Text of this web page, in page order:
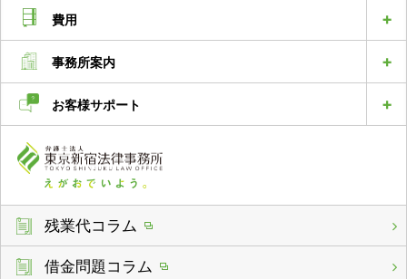
費用
事務所案内
お客様サポート
残業代コラム
借金問題コラム